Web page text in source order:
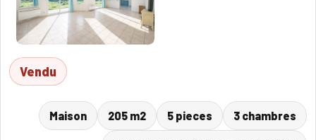
Vendu
Maison 205 m2 5 pieces 3 chambres